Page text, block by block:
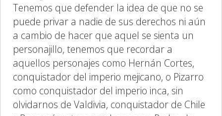
Tenemos que defender la idea de que no se
puede privar a nadie de sus derechos ni aún
a cambio de hacer que aquel se sienta un
personajillo, tenemos que recordar a
aquellos personajes como Hernán Cortes,
conquistador del imperio mejicano, o Pizarro
como conquistador del imperio inca, sin
olvidarnos de Valdivia, conquistador de Chile